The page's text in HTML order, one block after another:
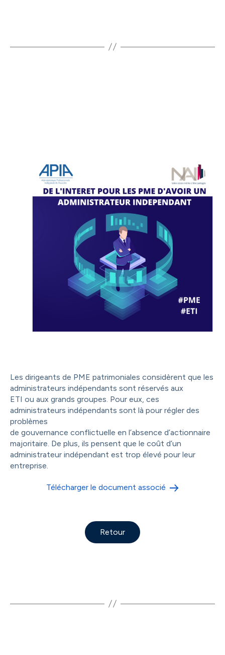
Les dirigeants de PME patrimoniales considèrent que les
administrateurs indépendants sont réservés aux
ETI ou aux grands groupes. Pour eux, ces
administrateurs indépendants sont là pour régler des
problèmes
de gouvernance conflictuelle en l’absence d’actionnaire
majoritaire. De plus, ils pensent que le coût d’un
administrateur indépendant est trop élevé pour leur
entreprise.
Télécharger le document associé
Retour